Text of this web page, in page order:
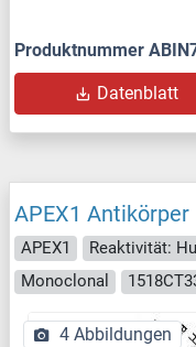
Produktnummer
Datenblatt
APEX1 Antikörper
APEX1 Reaktivität:
Monoclonal
4 Abbildungen